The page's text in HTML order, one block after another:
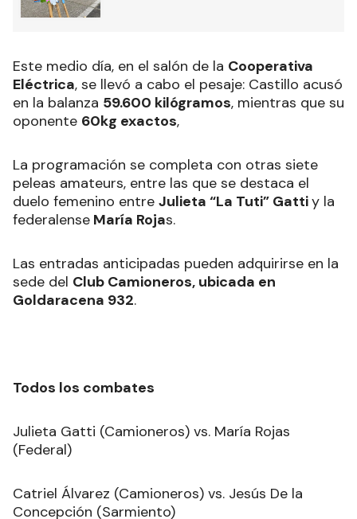
Este medio día, en el salón de la Cooperativa
Eléctrica, se llevó a cabo el pesaje: Castillo acusó
en la balanza 59.600 kilógramos, mientras que su
oponente 60kg exactos,
La programación se completa con otras siete
peleas amateurs, entre las que se destaca el
duelo femenino entre Julieta “La Tuti” Gattiy la
federalense María Rojas.
Las entradas anticipadas pueden adquirirse en la
sede del Club Camioneros, ubicada en
Goldaracena 932.
Todos los combates
Julieta Gatti (Camioneros) vs. María Rojas
(Federal)
Catriel Álvarez (Camioneros) vs. Jesús De la
Concepción (Sarmiento)